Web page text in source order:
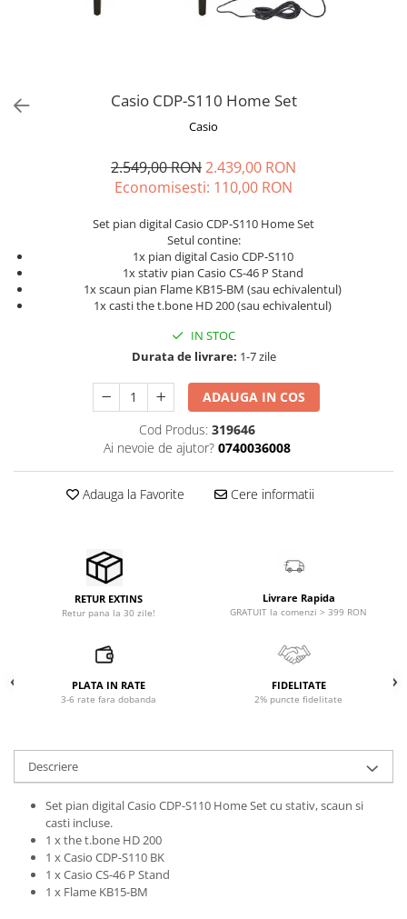
Power Conditioner
Accesorii de microfoane
Microfoane de broadcast
Microfoane de instrumente
Microfoane de studio
Microfoane de Suprafata
Microfoane de voce si live
Microfoane podcast, USB, iOS /
Microfoane pt Camere Video
Microfoane pt instalatii si
Microfoane Ribbon
Microfoane Suspendabile
Stative de microfon
Studio si inregistrari
Accesorii de microfoane
Accesorii echipamente de studio
Controllere MIDI - USB DAW
Convertoare AD/DA
Interfete audio
Microfoane de studio
Monitoare de studio
Pop filtre
Preamplificatoare
Casio CDP-S110 Home Set
Casio
2.549,00 RON2.439,00 RON
Economisesti: 110,00 RON
Set pian digital Casio CDP-S110 Home Set
Setul contine:
1x pian digital Casio CDP-S110
1x stativ pian Casio CS-46 P Stand
1x scaun pian Flame KB15-BM (sau echivalentul)
1x casti the t.bone HD 200 (sau echivalentul)
IN STOC
Durata de livrare: 1-7 zile
ADAUGA IN COS
Cod Produs: 319646
Ai nevoie de ajutor? 0740036008
Adauga la Favorite Cere informatii
RETUR EXTINS
Retur pana la 30 zile!
Livrare Rapida
GRATUIT la comenzi > 399 RON
PLATA IN RATE
3-6 rate fara dobanda
FIDELITATE
2% puncte fidelitate
Descriere
Set pian digital Casio CDP-S110 Home Set cu stativ, scaun si
casti incluse.
1 x the t.bone HD 200
1 x Casio CDP-S110 BK
1 x Casio CS-46 P Stand
1 x Flame KB15-BM